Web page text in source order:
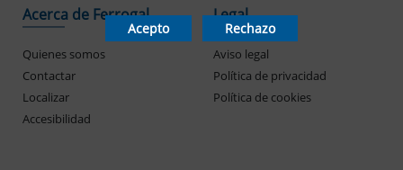
Acerca de Ferrogal
Quienes somos
Contactar
Localizar
Accesibilidad
Legal
Aviso legal
Política de privacidad
Política de cookies
Acepto Rechazo